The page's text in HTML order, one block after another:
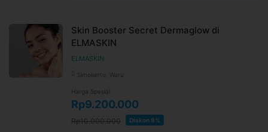
Skin Booster Secret Dermaglow di
ELMASKIN
ELMASKIN
Simokerto, Waru
Harga Spesial
Rp9.200.000
Rp10.000.000 Diskon 8%